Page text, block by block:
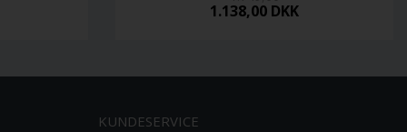
1.138,00 DKK
KUNDESERVICE